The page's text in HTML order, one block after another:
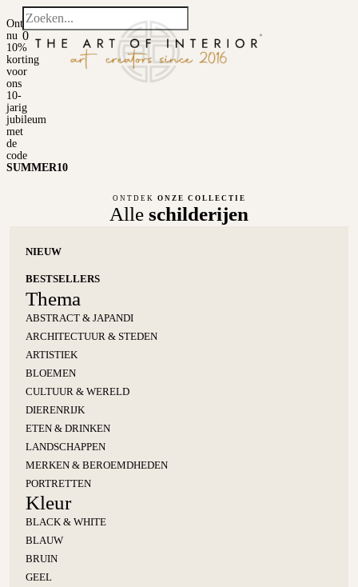
Ontvang
nu
10%
korting
voor
ons
10-
jarig
jubileum
met
de
code
SUMMER10
0
ONTDEK ONZE COLLECTIE
Alle schilderijen
NIEUW
BESTSELLERS
Thema
ABSTRACT & JAPANDI
ARCHITECTUUR & STEDEN
ARTISTIEK
BLOEMEN
CULTUUR & WERELD
DIERENRIJK
ETEN & DRINKEN
LANDSCHAPPEN
MERKEN & BEROEMDHEDEN
PORTRETTEN
Kleur
BLACK & WHITE
BLAUW
BRUIN
GEEL